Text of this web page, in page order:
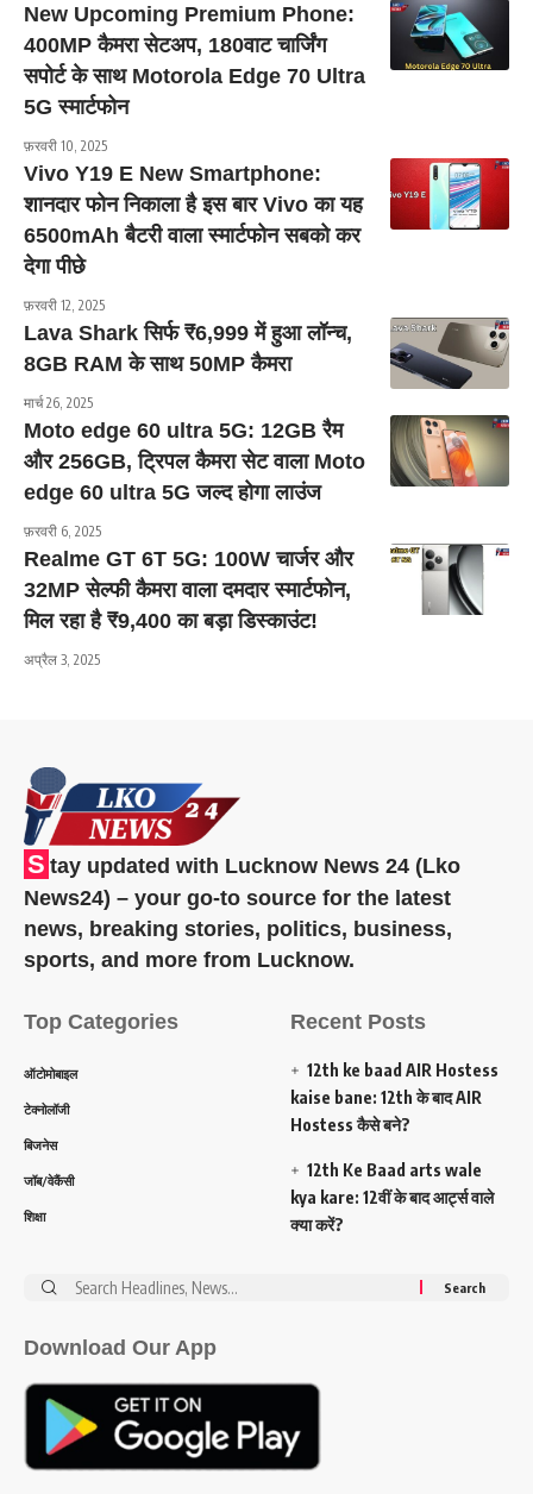
New Upcoming Premium Phone:
400MP कैमरा सेटअप, 180वाट चार्जिंग
सपोर्ट के साथ Motorola Edge 70 Ultra
5G स्मार्टफोन
फ़रवरी 10, 2025
Vivo Y19 E New Smartphone:
शानदार फोन निकाला है इस बार Vivo का यह
6500mAh बैटरी वाला स्मार्टफोन सबको कर
देगा पीछे
फ़रवरी 12, 2025
Lava Shark सिर्फ ₹6,999 में हुआ लॉन्च,
8GB RAM के साथ 50MP कैमरा
मार्च 26, 2025
Moto edge 60 ultra 5G: 12GB रैम
और 256GB, ट्रिपल कैमरा सेट वाला Moto
edge 60 ultra 5G जल्द होगा लाउंज
फ़रवरी 6, 2025
Realme GT 6T 5G: 100W चार्जर और
32MP सेल्फी कैमरा वाला दमदार स्मार्टफोन,
मिल रहा है ₹9,400 का बड़ा डिस्काउंट!
अप्रैल 3, 2025
S tay updated with Lucknow News 24 (Lko
News24) – your go-to source for the latest
news, breaking stories, politics, business,
sports, and more from Lucknow.
Top Categories
ऑटोमोबाइल
टेक्नोलॉजी
बिजनेस
जॉब/वेकैंसी
शिक्षा
Recent Posts
12th ke baad AIR Hostess
kaise bane: 12th के बाद AIR
Hostess कैसे बने?
12th Ke Baad arts wale
kya kare: 12वीं के बाद आर्ट्स वाले
क्या करें?
Search
Download Our App